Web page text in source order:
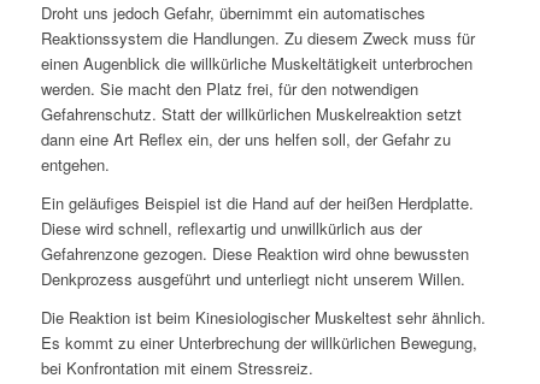
Droht uns jedoch Gefahr, übernimmt ein automatisches
Reaktionssystem die Handlungen. Zu diesem Zweck muss für
einen Augenblick die willkürliche Muskeltätigkeit unterbrochen
werden. Sie macht den Platz frei, für den notwendigen
Gefahrenschutz. Statt der willkürlichen Muskelreaktion setzt
dann eine Art Reflex ein, der uns helfen soll, der Gefahr zu
entgehen.
Ein geläufiges Beispiel ist die Hand auf der heißen Herdplatte.
Diese wird schnell, reflexartig und unwillkürlich aus der
Gefahrenzone gezogen. Diese Reaktion wird ohne bewussten
Denkprozess ausgeführt und unterliegt nicht unserem Willen.
Die Reaktion ist beim Kinesiologischer Muskeltest sehr ähnlich.
Es kommt zu einer Unterbrechung der willkürlichen Bewegung,
bei Konfrontation mit einem Stressreiz.